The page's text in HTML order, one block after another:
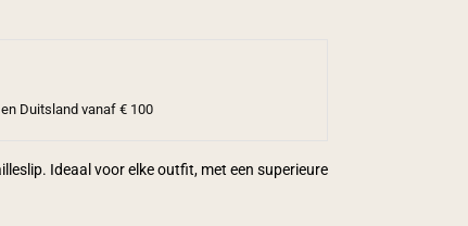
Duitsland vanaf € 100
Ideaal voor elke outfit, met een superieure